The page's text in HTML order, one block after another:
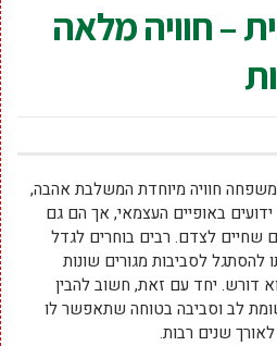
– חוויה מלאה
חוויה מיוחדת המשלבת אהבה,
ידועים באופיים העצמאי, אך הם גם
שחיים לצדם. רבים בוחרים לגדל
להסתגל לסביבות מגורים שונות
דורש. יחד עם זאת, חשוב להבין
לב וסביבה בטוחה שתאפשר לו
שנים רבות.